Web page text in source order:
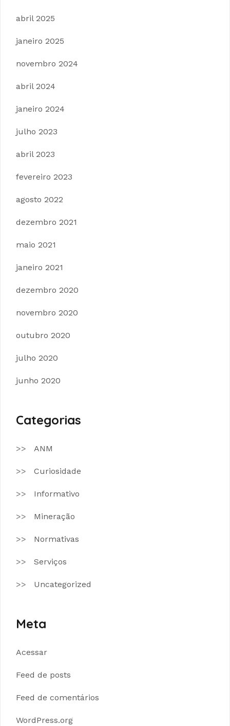
abril 2025
janeiro 2025
novembro 2024
abril 2024
janeiro 2024
julho 2023
abril 2023
fevereiro 2023
agosto 2022
dezembro 2021
maio 2021
janeiro 2021
dezembro 2020
novembro 2020
outubro 2020
julho 2020
junho 2020
Categorias
ANM
Curiosidade
Informativo
Mineração
Normativas
Serviços
Uncategorized
Meta
Acessar
Feed de posts
Feed de comentários
WordPress.org